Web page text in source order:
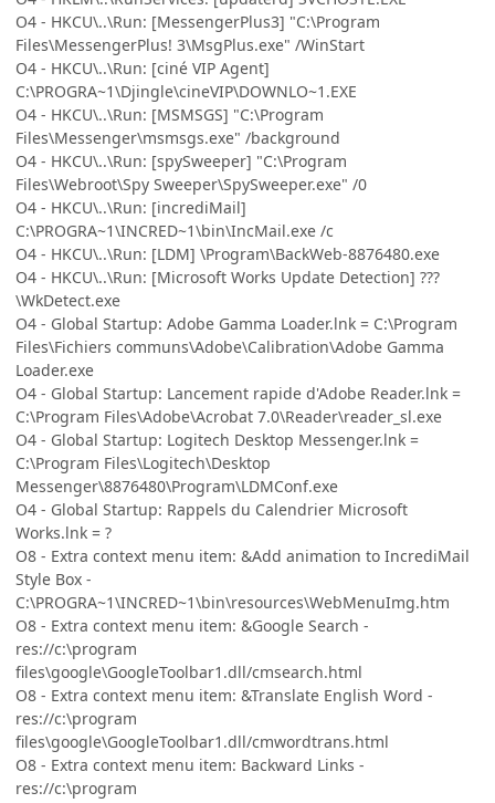
O4 - HKCU\..\Run: [MessengerPlus3] "C:\Program
Files\MessengerPlus! 3\MsgPlus.exe" /WinStart
O4 - HKCU\..\Run: [ciné VIP Agent]
C:\PROGRA~1\Djingle\cineVIP\DOWNLO~1.EXE
O4 - HKCU\..\Run: [MSMSGS] "C:\Program
Files\Messenger\msmsgs.exe" /background
O4 - HKCU\..\Run: [spySweeper] "C:\Program
Files\Webroot\Spy Sweeper\SpySweeper.exe" /0
O4 - HKCU\..\Run: [incrediMail]
C:\PROGRA~1\INCRED~1\bin\IncMail.exe /c
O4 - HKCU\..\Run: [LDM] \Program\BackWeb-8876480.exe
O4 - HKCU\..\Run: [Microsoft Works Update Detection] ???
\WkDetect.exe
O4 - Global Startup: Adobe Gamma Loader.lnk = C:\Program
Files\Fichiers communs\Adobe\Calibration\Adobe Gamma
Loader.exe
O4 - Global Startup: Lancement rapide d'Adobe Reader.lnk =
C:\Program Files\Adobe\Acrobat 7.0\Reader\reader_sl.exe
O4 - Global Startup: Logitech Desktop Messenger.lnk =
C:\Program Files\Logitech\Desktop
Messenger\8876480\Program\LDMConf.exe
O4 - Global Startup: Rappels du Calendrier Microsoft
Works.lnk = ?
O8 - Extra context menu item: &Add animation to IncrediMail
Style Box -
C:\PROGRA~1\INCRED~1\bin\resources\WebMenuImg.htm
O8 - Extra context menu item: &Google Search -
res://c:\program
files\google\GoogleToolbar1.dll/cmsearch.html
O8 - Extra context menu item: &Translate English Word -
res://c:\program
files\google\GoogleToolbar1.dll/cmwordtrans.html
O8 - Extra context menu item: Backward Links -
res://c:\program